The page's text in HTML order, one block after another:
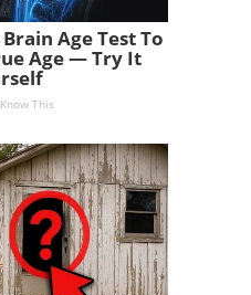
Age Test To
Age — Try It
This